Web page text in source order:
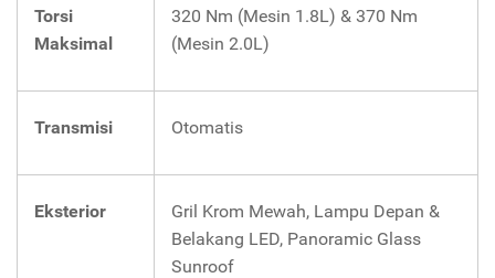
Torsi
Maksimal
320 Nm (Mesin 1.8L) & 370 Nm
(Mesin 2.0L)
Transmisi Otomatis
Eksterior
Gril Krom Mewah, Lampu Depan &
Belakang LED, Panoramic Glass
Sunroof